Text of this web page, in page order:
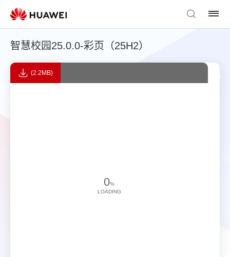
智慧校园25.0.0-彩页（25H2）
(2.2MB)
0%
LOADING